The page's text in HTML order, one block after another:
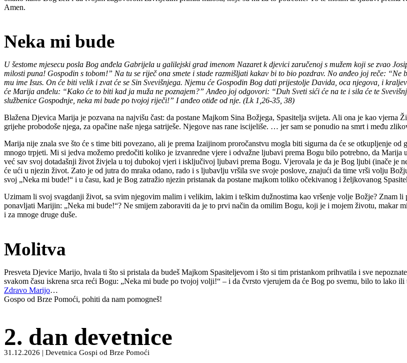
Amen.
Neka mi bude
U šestome mjesecu posla Bog anđela Gabrijela u galilejski grad imenom Nazaret k djevici zaručenoj s mužem koji se zvao
milosti puna! Gospodin s tobom!” Na tu se riječ ona smete i stade razmišljati kakav bi to bio pozdrav. No anđeo joj reče:
mu ime Isus. On će biti velik i zvat će se Sin Svevišnjega. Njemu će Gospodin Bog dati prijestolje Davida, oca njegova, i
će Marija anđelu: “Kako će to biti kad ja muža ne poznajem?” Anđeo joj odgovori: “Duh Sveti sići će na te i sila će te
službenice Gospodnje, neka mi bude po tvojoj riječi!” I anđeo otiđe od nje. (Lk 1,26-35, 38)
Blažena Djevica Marija je pozvana na najvišu čast: da postane Majkom Sina Božjega, Spasitelja svijeta. Ali ona je kao vjerna
grijehe probodoše njega, za opačine naše njega satriješe. Njegove nas rane iscijeliše. … jer sam se ponudio na smrt i među
Marija nije znala sve što će s time biti povezano, ali je prema Izaijinom proročanstvu mogla biti sigurna da će se otkupljenje
mnogo trpjeti. Mi si jedva možemo predočiti koliko je izvanredne vjere i odvažne ljubavi prema Bogu bilo potrebno, da
već sav svoj dotadašnji život živjela u toj dubokoj vjeri i isključivoj ljubavi prema Bogu. Vjerovala je da je Bog ljubi (inače je
će ući u njezin život. Zato je od jutra do mraka odano, rado i s ljubavlju vršila sve svoje poslove, znajući da time vrši volju
svoj „Neka mi bude!“ i u času, kad je Bog zatražio njezin pristanak da postane majkom toliko očekivanog i željkovanog
Uzimam li svoj svagdanji život, sa svim njegovim malim i velikim, lakim i teškim dužnostima kao vršenje volje Božje? Znam
ponavljati Marijin: „Neka mi bude!“? Ne smijem zaboraviti da je to prvi način da omilim Bogu, koji je i mojem životu, makar
i za mnoge druge duše.
Molitva
Presveta Djevice Marijo, hvala ti što si pristala da budeš Majkom Spasiteljevom i što si tim pristankom prihvatila i sve
svakom času iskrena srca reći Bogu: „Neka mi bude po tvojoj volji!“ – i da čvrsto vjerujem da će Bog po svemu, bilo to lako
Zdravo Marijo…
Gospo od Brze Pomoći, pohiti da nam pomogneš!
2. dan devetnice
31.12.2026 | Devetnica Gospi od Brze Pomoći